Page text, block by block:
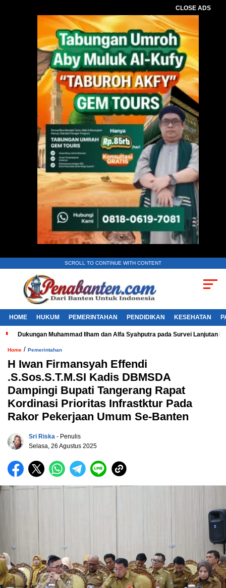
CLOSE ADS
SCROLL TO CONTINUE WITH CONTENT
HOME HUKUM PEMERINTAHAN PENDIDIKAN KESEHATAN
Dukungan Muhammad Ilham dan Alfa Syahputra pada Survei Lanjutan
Home / Pemerintahan
H Iwan Firmansyah Effendi
.S.Sos.S.T.M.SI Kadis DBMSDA
Dampingi Bupati Tangerang Rapat
Kordinasi Prioritas Infrastktur Pada
Rakor Pekerjaan Umum Se-Banten
Sri Riska - Penulis
Selasa, 26 Agustus 2025